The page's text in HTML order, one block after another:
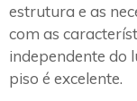
estrutura e as
com as
independente do
piso é excelente.